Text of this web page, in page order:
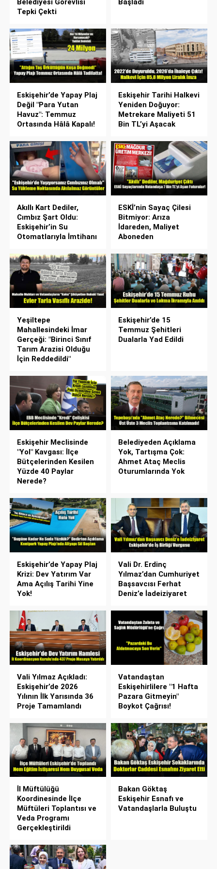
Belediyesi Görevlisi
Tepki Çekti
Başladı
Eskişehir’de Yapay Plaj
Değil "Para Yutan
Havuz": Temmuz
Ortasında Hâlâ Kapalı!
Eskişehir Tarihi Halkevi
Yeniden Doğuyor:
Metrekare Maliyeti 51
Bin TL’yi Aşacak
Akıllı Kart Dediler,
Cımbız Şart Oldu:
Eskişehir’in Su
Otomatlarıyla İmtihanı
ESKİ’nin Sayaç Çilesi
Bitmiyor: Arıza
İdareden, Maliyet
Aboneden
Yeşiltepe
Mahallesindeki İmar
Gerçeği: "Birinci Sınıf
Tarım Arazisi Olduğu
İçin Reddedildi"
Eskişehir’de 15
Temmuz Şehitleri
Dualarla Yad Edildi
Eskişehir Meclisinde
"Yol" Kavgası: İlçe
Bütçelerinden Kesilen
Yüzde 40 Paylar
Nerede?
Belediyeden Açıklama
Yok, Tartışma Çok:
Ahmet Ataç Meclis
Oturumlarında Yok
Eskişehir’de Yapay Plaj
Krizi: Dev Yatırım Var
Ama Açılış Tarihi Yine
Yok!
Vali Dr. Erdinç
Yılmaz’dan Cumhuriyet
Başsavcısı Ferhat
Deniz’e İadeiziyaret
Vali Yılmaz Açıkladı:
Eskişehir’de 2026
Yılının İlk Yarısında 36
Proje Tamamlandı
Vatandaştan
Eskişehirlilere "1 Hafta
Pazara Gitmeyin"
Boykot Çağrısı!
İl Müftülüğü
Koordinesinde İlçe
Müftüleri Toplantısı ve
Veda Programı
Gerçekleştirildi
Bakan Göktaş
Eskişehir Esnafı ve
Vatandaşlarla Buluştu